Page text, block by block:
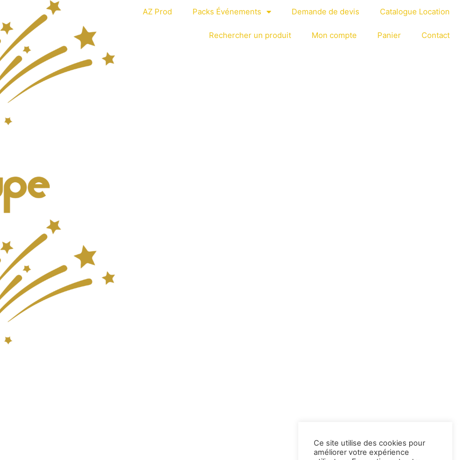
AZ Prod Packs Événements Demande de devis Catalogue Location
Rechercher un produit Mon compte Panier Contact
Ce site utilise des cookies pour
améliorer votre expérience